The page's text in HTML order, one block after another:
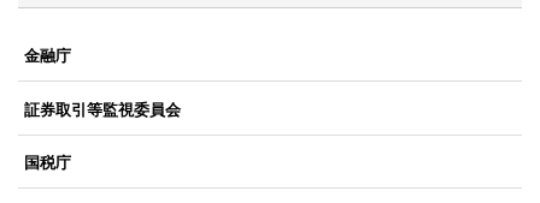
金融庁
証券取引等監視委員会
国税庁